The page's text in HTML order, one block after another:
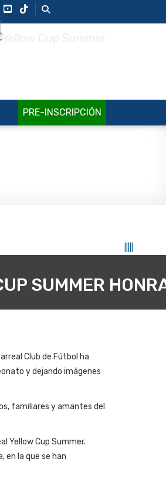
PRE-INSCRIPCIÓN
SUMMER
Club de Fútbol ha
y dejando imágenes
familiares y amantes del
Yellow Cup Summer.
en la que se han